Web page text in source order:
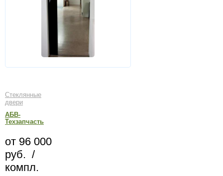
Стеклянные
двери
АБВ-
Техзапчасть
от 96 000
руб. /
компл.